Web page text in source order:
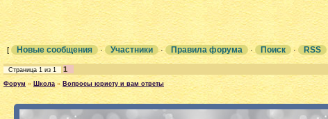
[ Новые сообщения · Участники · Правила форума · Поиск · RSS
Страница 1 из 1 1
Форум » Школа » Вопросы юристу и вам ответы